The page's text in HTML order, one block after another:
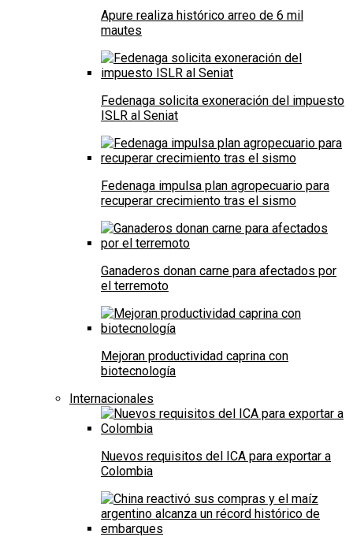
Apure realiza histórico arreo de 6 mil
mautes
Fedenaga solicita exoneración del impuesto
ISLR al Seniat
Fedenaga impulsa plan agropecuario para
recuperar crecimiento tras el sismo
Ganaderos donan carne para afectados por
el terremoto
Mejoran productividad caprina con
biotecnología
Internacionales
Nuevos requisitos del ICA para exportar a
Colombia